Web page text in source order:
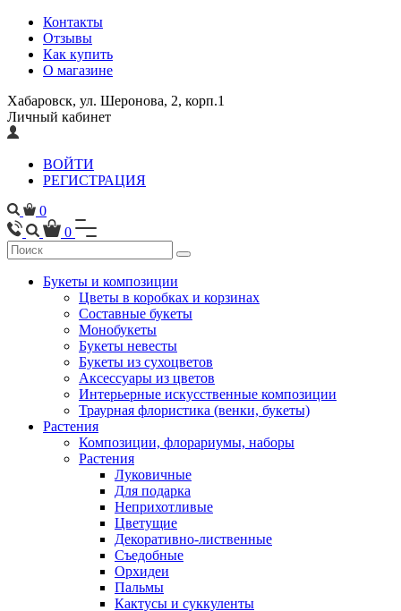
Контакты
Отзывы
Как купить
О магазине
Хабаровск, ул. Шеронова, 2, корп.1
Личный кабинет
ВОЙТИ
РЕГИСТРАЦИЯ
0
0
Букеты и композиции
Цветы в коробках и корзинах
Составные букеты
Монобукеты
Букеты невесты
Букеты из сухоцветов
Аксессуары из цветов
Интерьерные искусственные композиции
Траурная флористика (венки, букеты)
Растения
Композиции, флорариумы, наборы
Растения
Луковичные
Для подарка
Неприхотливые
Цветущие
Декоративно-лиственные
Съедобные
Орхидеи
Пальмы
Кактусы и суккуленты